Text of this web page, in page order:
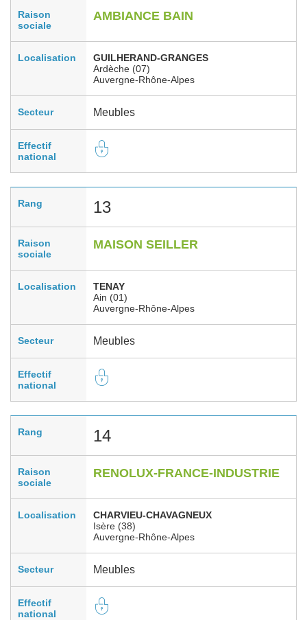
Raison
sociale
AMBIANCE BAIN
Localisation
GUILHERAND-GRANGES
Ardèche (07)
Auvergne-Rhône-Alpes
Secteur Meubles
Effectif
national
Rang 13
Raison
sociale
MAISON SEILLER
Localisation
TENAY
Ain (01)
Auvergne-Rhône-Alpes
Secteur Meubles
Effectif
national
Rang 14
Raison
sociale
RENOLUX-FRANCE-INDUSTRIE
Localisation
CHARVIEU-CHAVAGNEUX
Isère (38)
Auvergne-Rhône-Alpes
Secteur Meubles
Effectif
national